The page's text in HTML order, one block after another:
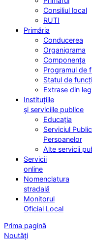
Consiliul local
RUTI
Primăria
Conducerea
Organigrama
Componența
Programul de
Statul de
Extrase din
Instituțiile
și serviciile publice
Educația
Serviciul
Persoanelor
Alte servicii
Servicii
online
Nomenclatura
stradală
Monitorul
Oficial Local
Prima pagină
Noutăți